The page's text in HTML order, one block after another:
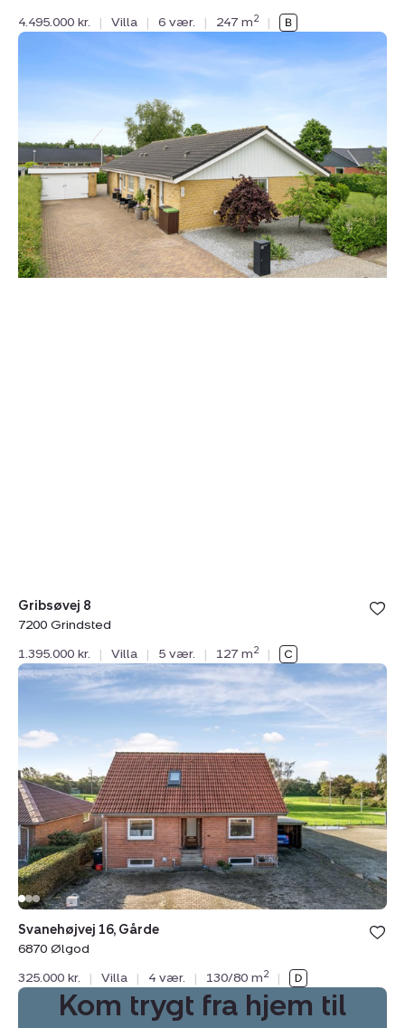
4.495.000 kr.
| Villa | 6 vær. | 247 m2 |
Gribsøvej 8
7200 Grindsted
1.395.000 kr.
| Villa | 5 vær. | 127 m2 |
Villa:
Svanehøjvej
Gårde,
6870
Ølgod
Svanehøjvej 16, Gårde
6870 Ølgod
325.000 kr.
| Villa | 4 vær. | 130/80 m2 |
Kom trygt fra hjem til